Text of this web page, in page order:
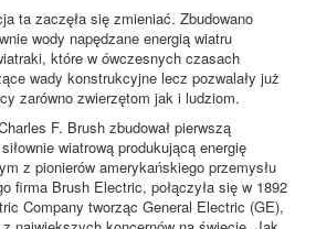
ta zaczęła się zmieniać. Zbudowano
wody napędzane energią wiatru
które w ówczesnych czasach
wady konstrukcyjne lecz pozwalały już
zarówno zwierzętom jak i ludziom.
F. Brush zbudował pierwszą
wiatrową produkującą energię
z pionierów amerykańskiego przemysłu
firma Brush Electric, połączyła się w 1892
Company tworząc General Electric (GE),